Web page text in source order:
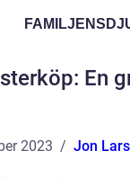
En
2023 Jon